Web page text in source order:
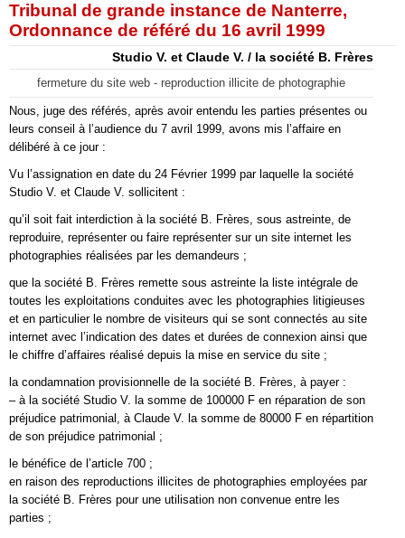
Tribunal de grande instance de Nanterre,
Ordonnance de référé du 16 avril 1999
Studio V. et Claude V. / la société B. Frères
fermeture du site web - reproduction illicite de photographie
Nous, juge des référés, après avoir entendu les parties présentes ou
leurs conseil à l’audience du 7 avril 1999, avons mis l’affaire en
délibéré à ce jour :
Vu l’assignation en date du 24 Février 1999 par laquelle la société
Studio V. et Claude V. sollicitent :
qu’il soit fait interdiction à la société B. Frères, sous astreinte, de
reproduire, représenter ou faire représenter sur un site internet les
photographies réalisées par les demandeurs ;
que la société B. Frères remette sous astreinte la liste intégrale de
toutes les exploitations conduites avec les photographies litigieuses
et en particulier le nombre de visiteurs qui se sont connectés au site
internet avec l’indication des dates et durées de connexion ainsi que
le chiffre d’affaires réalisé depuis la mise en service du site ;
la condamnation provisionnelle de la société B. Frères, à payer :
– à la société Studio V. la somme de 100000 F en réparation de son
préjudice patrimonial, à Claude V. la somme de 80000 F en répartition
de son préjudice patrimonial ;
le bénéfice de l’article 700 ;
en raison des reproductions illicites de photographies employées par
la société B. Frères pour une utilisation non convenue entre les
parties ;